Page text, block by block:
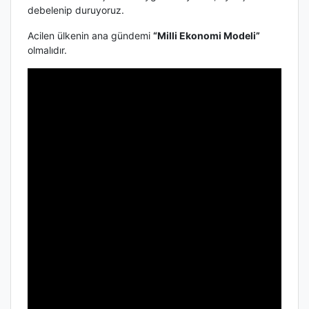
debelenip duruyoruz.
Acilen ülkenin ana gündemi “Milli Ekonomi Modeli”
olmalıdır.